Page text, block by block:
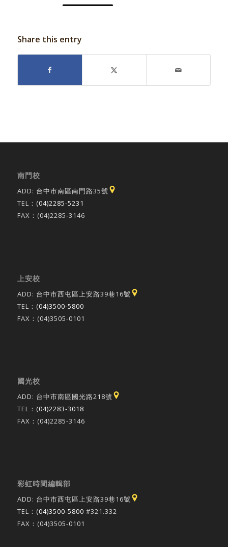
Share this entry
南門校
ADD: 台中市南區南門路35號
TEL： (04)2285-5231
FAX：(04)2285-3146
上安校
ADD: 台中市西屯區上安路39巷16號
TEL： (04)3500-5800
FAX：(04)3505-0101
國光校
ADD: 台中市南區國光路218號
TEL： (04)2283-3018
FAX：(04)2285-3146
彩虹時間編輯部
ADD: 台中市西屯區上安路39巷16號
TEL： (04)3500-5800 #321.332
FAX：(04)3505-0101